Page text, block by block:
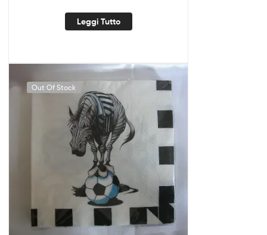
Leggi Tutto
Out Of Stock